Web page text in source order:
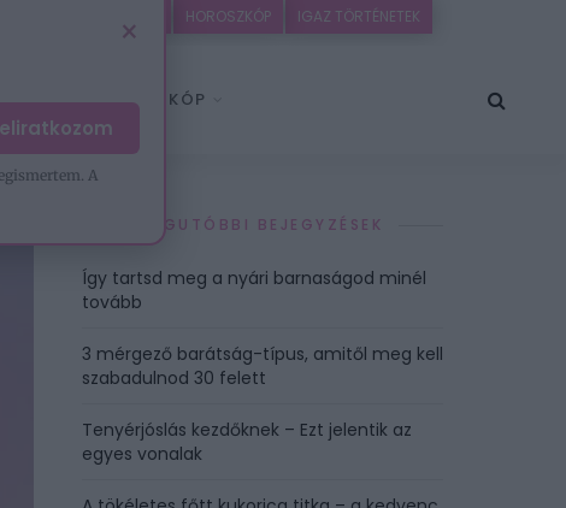
IGAZ TÖRTÉNETEK
HOROSZKÓP
HOROSZKÓP
LEGUTÓBBI BEJEGYZÉSEK
Így tartsd meg a nyári barnaságod minél
tovább
3 mérgező barátság-típus, amitől meg kell
szabadulnod 30 felett
Tenyérjóslás kezdőknek – Ezt jelentik az
egyes vonalak
×
A